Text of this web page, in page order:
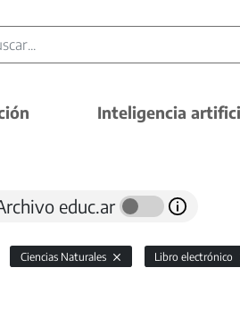
Inteligencia
educ.ar
Ciencias Naturales Libro electrónico